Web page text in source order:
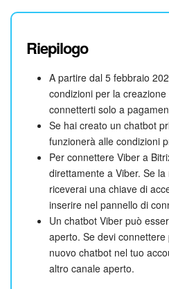
Riepilogo
A partire dal 5 febbraio
condizioni per la
connetterti solo a
Se hai creato un chatbot
funzionerà alle condizioni
Per connettere Viber a
direttamente a Viber. Se
riceverai una chiave di
inserire nel pannello di
Un chatbot Viber può
aperto. Se devi
nuovo chatbot nel tuo
altro canale aperto.